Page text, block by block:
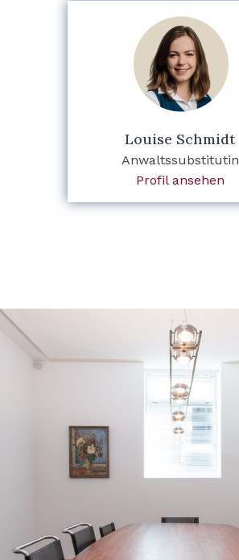
Louise Schmidt
Anwaltssubstitutin
Profil ansehen